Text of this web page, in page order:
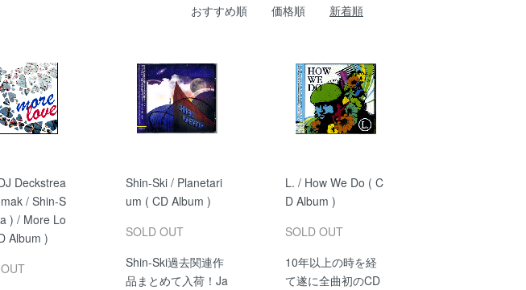
おすすめ順 価格順 新着順
Deckstrea
/ Shin-S
) / More Lo
Album )
Shin-Ski / Planetari
um ( CD Album )
SOLD OUT
Shin-Ski過去関連作
品まとめて入荷！Ja
L. / How We Do ( C
D Album )
SOLD OUT
10年以上の時を経
て遂に全曲初のCD